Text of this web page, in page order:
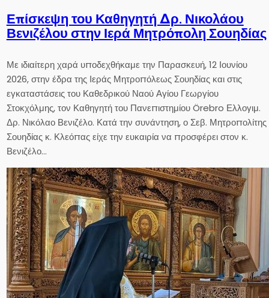
Επίσκεψη του Καθηγητή Δρ. Νικολάου
Βενιζέλου στην Ιερά Μητρόπολη Σουηδίας
Με ιδιαίτερη χαρά υποδεχθήκαμε την Παρασκευή, 12 Ιουνίου
2026, στην έδρα της Ιεράς Μητροπόλεως Σουηδίας και στις
εγκαταστάσεις του Καθεδρικού Ναού Αγίου Γεωργίου
Στοκχόλμης, τον Καθηγητή του Πανεπιστημίου Örebro Ελλογιμ.
Δρ. Νικόλαο Βενιζέλο. Κατά την συνάντηση, ο Σεβ. Μητροπολίτης
Σουηδίας κ. Κλεόπας είχε την ευκαιρία να προσφέρει στον κ.
Βενιζέλο…